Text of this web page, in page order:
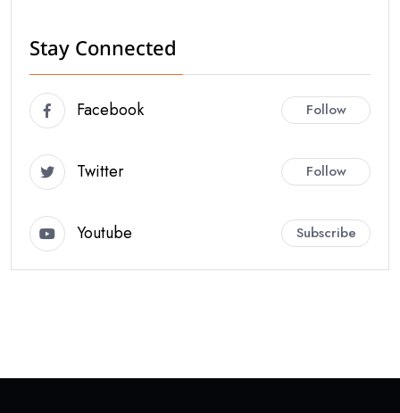
Stay Connected
Facebook Follow
Twitter Follow
Youtube Subscribe